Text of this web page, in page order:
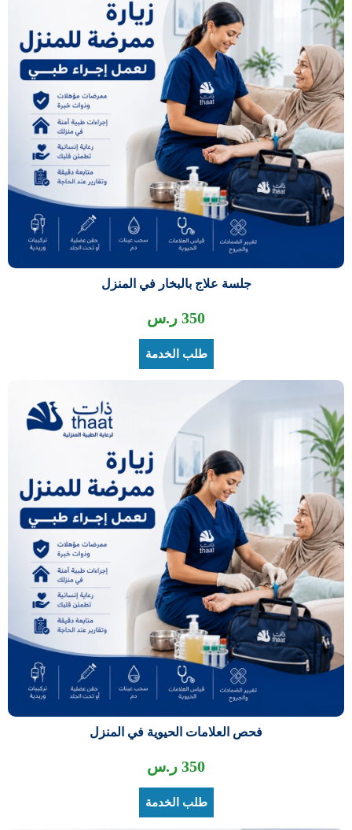
جلسة علاج بالبخار في المنزل
350 ر.س
طلب الخدمة
فحص العلامات الحيوية في المنزل
350 ر.س
طلب الخدمة